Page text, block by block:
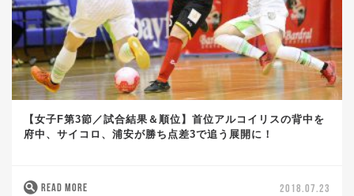
【女子F第3節／試合結果＆順位】首位アルコイリスの背中を
府中、サイコロ、浦安が勝ち点差3で追う展開に！
READ MORE 2018.07.23